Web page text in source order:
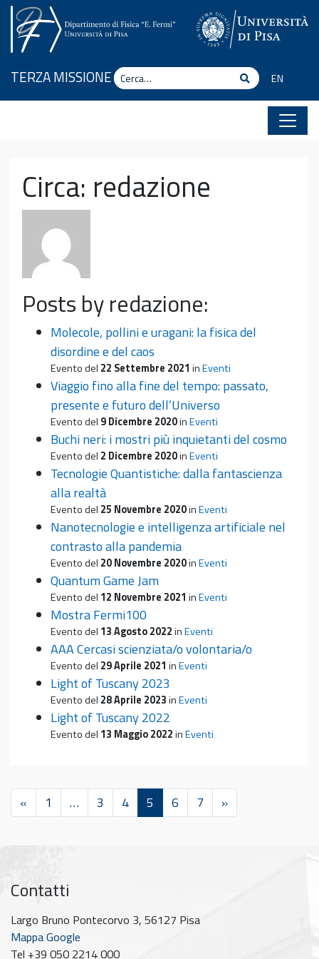
Vai al contenuto
TERZA MISSIONECerca CercaEN
Circa: redazione
Posts by redazione:
Molecole, pollini e uragani: la fisica del
disordine e del caos
Evento del 22 Settembre 2021 inEventi
Viaggio fino alla fine del tempo: passato,
presente e futuro dell’Universo
Evento del 9 Dicembre 2020inEventi
Buchi neri: i mostri più inquietanti del cosmo
Evento del 2 Dicembre 2020inEventi
Tecnologie Quantistiche: dalla fantascienza
alla realtà
Evento del 25 Novembre 2020inEventi
Nanotecnologie e intelligenza artificiale nel
contrasto alla pandemia
Evento del 20 Novembre 2020inEventi
Quantum Game Jam
Evento del 12 Novembre 2021 inEventi
Mostra Fermi100
Evento del 13 Agosto 2022inEventi
AAA Cercasi scienziata/o volontaria/o
Evento del 29 Aprile 2021 inEventi
Light of Tuscany 2023
Evento del 28 Aprile 2023inEventi
Light of Tuscany 2022
Evento del 13 Maggio 2022inEventi
« 1 … 3 4 5 6 7 »
Contatti
Largo Bruno Pontecorvo 3, 56127 Pisa
Mappa Google
Tel +39 050 2214 000